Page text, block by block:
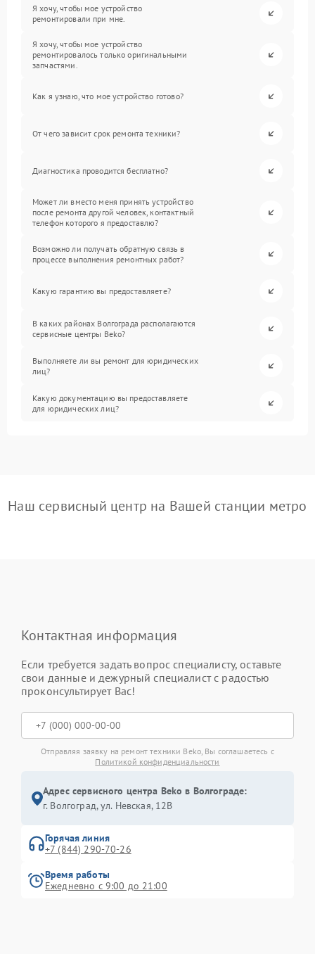
Я хочу, чтобы мое устройство
ремонтировали при мне.
Я хочу, чтобы мое устройство
ремонтировалось только оригинальными
запчастями.
Как я узнаю, что мое устройство готово?
От чего зависит срок ремонта техники?
Диагностика проводится бесплатно?
Может ли вместо меня принять устройство
после ремонта другой человек, контактный
телефон которого я предоставлю?
Возможно ли получать обратную связь в
процессе выполнения ремонтных работ?
Какую гарантию вы предоставляете?
В каких районах Волгограда располагаются
сервисные центры Beko?
Выполняете ли вы ремонт для юридических
лиц?
Какую документацию вы предоставляете
для юридических лиц?
Наш сервисный центр на Вашей станции метро
Контактная информация
Если требуется задать вопрос специалисту, оставьте
свои данные и дежурный специалист с радостью
проконсультирует Вас!
Отправляя заявку на ремонт техники Beko, Вы соглашаетесь с
Политикой конфиденциальности
Адрес сервисного центра Beko в Волгограде:
г. Волгоград, ул. Невская, 12В
Горячая линия
+7 (844) 290-70-26
Время работы
Ежедневно с 9:00 до 21:00